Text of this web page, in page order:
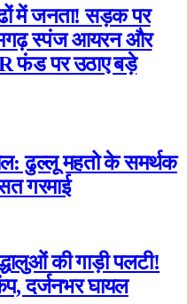
में जनता! सड़क पर
स्पंज आयरन और
फंड पर उठाए बड़े
ढुल्लू महतो के समर्थक
गरमाई
की गाड़ी पलटी!
दर्जनभर घायल